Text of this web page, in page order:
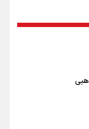
برای اقتصاد
پاکستان است نه
بازداشت کرد
تا به طلای
حضور شهاب
فصل موفقی